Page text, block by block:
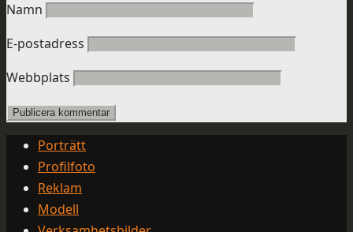
Namn
E-postadress
Webbplats
Porträtt
Profilfoto
Reklam
Modell